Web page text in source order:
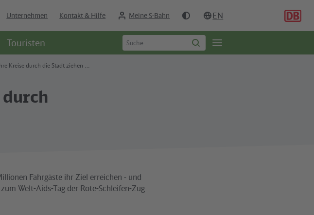
Unternehmen Kontakt & Hilfe Meine S-Bahn EN
Touristen
Suchbegriff
eingeben
Suche
starten
Öffne
Seitennavigation
Kreise durch die Stadt ziehen …
Fahrgäste ihr Ziel erreichen - und
Welt-Aids-Tag der Rote-Schleifen-Zug